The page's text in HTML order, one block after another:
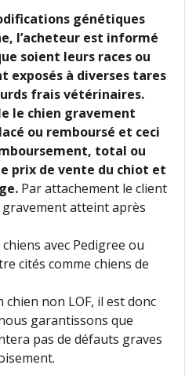
génétiques
l’acheteur est informé
soient leurs races ou
à diverses tares
frais vétérinaires.
le chien gravement
ou remboursé et ceci
total ou
prix de vente du chiot et
Par attachement le client
atteint après
avec Pedigree ou
cités comme chiens de
non LOF, il est donc
garantissons que
pas de défauts graves